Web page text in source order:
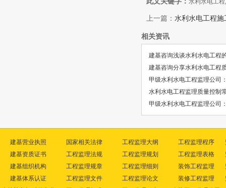
水利水电工
上一篇： 水利水电工程
相关资讯
建基咨询浅谈水利水电工程
建基咨询分享水利水电工程
甲级水利水电工程监理公司
水利水电工程监理质量控制
甲级水利水电工程监理公司
建基营业执照
建基资质证书
建基组织机构
建基体系认证
国家相关法律
工程监理法规
工程监理规章
工程监理文件
工程监理大纲
工程监理规划
工程监理细则
工程监理论文
工程监理程序
工程监理表格
装饰工程监理
装修工程监理